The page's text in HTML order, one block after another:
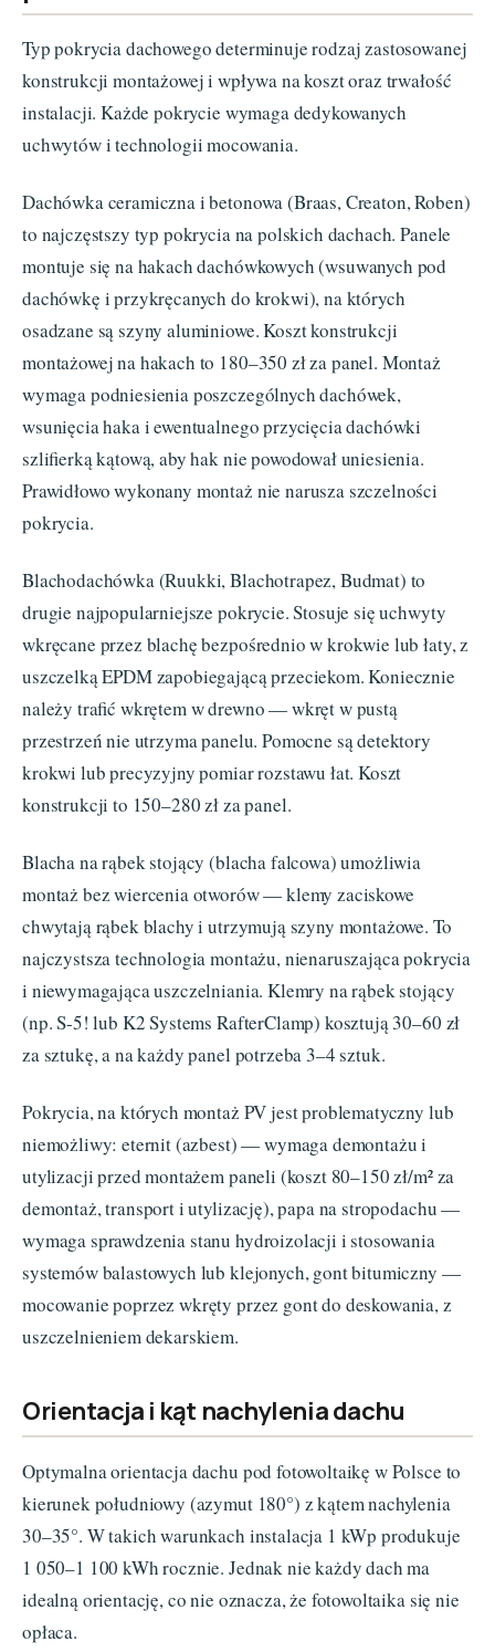
Typ pokrycia dachowego determinuje rodzaj zastosowanej
konstrukcji montażowej i wpływa na koszt oraz trwałość
instalacji. Każde pokrycie wymaga dedykowanych
uchwytów i technologii mocowania.
Dachówka ceramiczna i betonowa (Braas, Creaton, Roben)
to najczęstszy typ pokrycia na polskich dachach. Panele
montuje się na hakach dachówkowych (wsuwanych pod
dachówkę i przykręcanych do krokwi), na których
osadzane są szyny aluminiowe. Koszt konstrukcji
montażowej na hakach to 180–350 zł za panel. Montaż
wymaga podniesienia poszczególnych dachówek,
wsunięcia haka i ewentualnego przycięcia dachówki
szlifierką kątową, aby hak nie powodował uniesienia.
Prawidłowo wykonany montaż nie narusza szczelności
pokrycia.
Blachodachówka (Ruukki, Blachotrapez, Budmat) to
drugie najpopularniejsze pokrycie. Stosuje się uchwyty
wkręcane przez blachę bezpośrednio w krokwie lub łaty, z
uszczelką EPDM zapobiegającą przeciekom. Koniecznie
należy trafić wkrętem w drewno — wkręt w pustą
przestrzeń nie utrzyma panelu. Pomocne są detektory
krokwi lub precyzyjny pomiar rozstawu łat. Koszt
konstrukcji to 150–280 zł za panel.
Blacha na rąbek stojący (blacha falcowa) umożliwia
montaż bez wiercenia otworów — klemy zaciskowe
chwytają rąbek blachy i utrzymują szyny montażowe. To
najczystsza technologia montażu, nienaruszająca pokrycia
i niewymagająca uszczelniania. Klemry na rąbek stojący
(np. S-5! lub K2 Systems RafterClamp) kosztują 30–60 zł
za sztukę, a na każdy panel potrzeba 3–4 sztuk.
Pokrycia, na których montaż PV jest problematyczny lub
niemożliwy: eternit (azbest) — wymaga demontażu i
utylizacji przed montażem paneli (koszt 80–150 zł/m² za
demontaż, transport i utylizację), papa na stropodachu —
wymaga sprawdzenia stanu hydroizolacji i stosowania
systemów balastowych lub klejonych, gont bitumiczny —
mocowanie poprzez wkręty przez gont do deskowania, z
uszczelnieniem dekarskiem.
Orientacja i kąt nachylenia dachu
Optymalna orientacja dachu pod fotowoltaikę w Polsce to
kierunek południowy (azymut 180°) z kątem nachylenia
30–35°. W takich warunkach instalacja 1 kWp produkuje
1 050–1 100 kWh rocznie. Jednak nie każdy dach ma
idealną orientację, co nie oznacza, że fotowoltaika się nie
opłaca.